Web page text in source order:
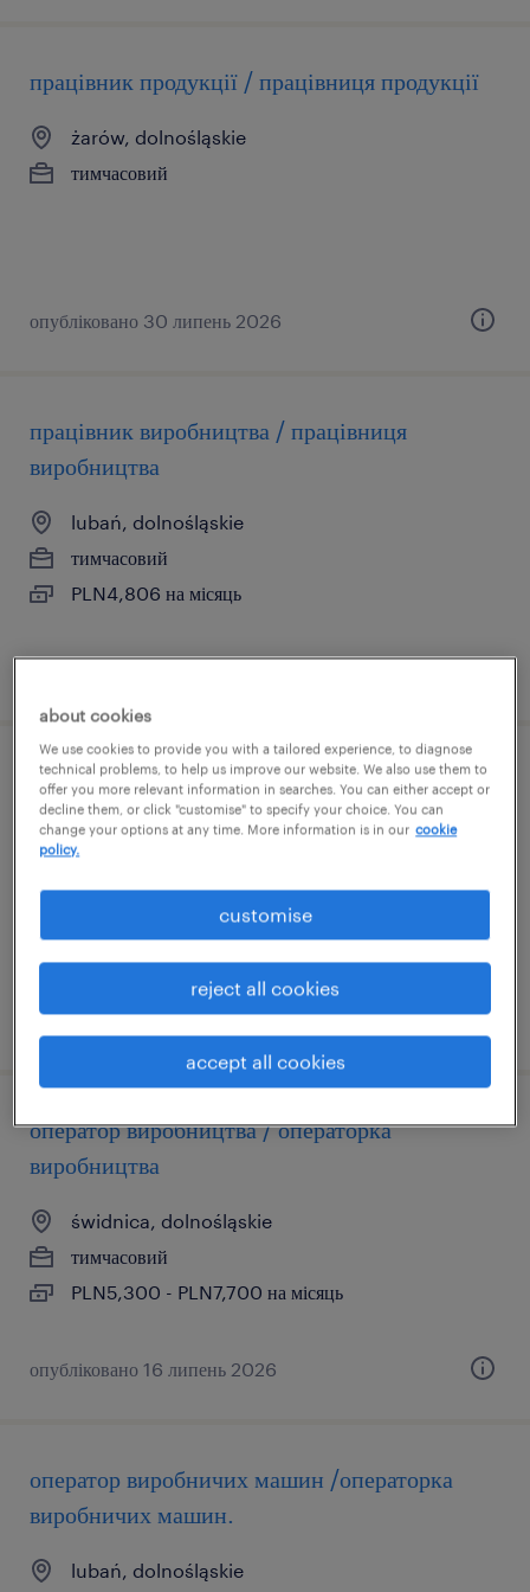
працівник продукції / працівниця продукції
żarów, dolnośląskie
тимчасовий
опубліковано 30 липень 2026
працівник виробництва / працівниця
виробництва
lubań, dolnośląskie
тимчасовий
PLN4,806 на місяць
молодшого монтажника
wykroty, dolnośląskie
PLN5,449 на місяць
опубліковано 22 липень 2026
оператор виробництва / операторка
виробництва
świdnica, dolnośląskie
тимчасовий
PLN5,300 - PLN7,700 на місяць
опубліковано 16 липень 2026
оператор виробничих машин /операторка
виробничих машин.
lubań, dolnośląskie
about cookies
We use cookies to provide you with a tailored experience, to diagnose
technical problems, to help us improve our website. We also use them to
offer you more relevant information in searches. You can either accept or
decline them, or click "customise" to specify your choice. You can
change your options at any time. More information is in our cookie
policy.
accept all cookies
reject all cookies
customise